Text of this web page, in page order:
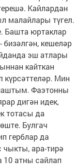
Кайлардан
малайлары түгел.
Башта юртаклар
бизәлгән, кешеләр
эш атлары
кайткан
Мин
Фаэтонны
дигән идек,
тотасы да
Булгач
герблар да
чыкты, ара-тирә
атны сайлап